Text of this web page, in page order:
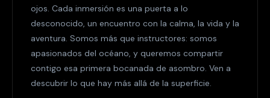
ojos. Cada inmersión es una puerta a lo
desconocido, un encuentro con la calma, la vida y la
aventura. Somos más que instructores: somos
apasionados del océano, y queremos compartir
contigo esa primera bocanada de asombro. Ven a
descubrir lo que hay más allá de la superficie.